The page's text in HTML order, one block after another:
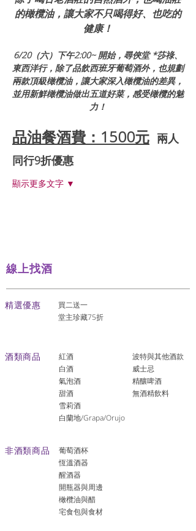
的橄欖油，讓大家不只喝得好、也吃的
健康！
6/20（六）下午2:00~ 開始，尋俠堂 *莎祿、
東西洋行，除了品飲西班牙葡萄酒外，也規劃
兩款頂級橄欖油，讓大家深入橄欖油的差異，
並用新鮮橄欖油做出五道好菜，感受橄欖的魅
力！
品油餐酒費 ：1500元 兩人
同行9折優惠
顯示更多文字 ▼
線上找酒
​精選優惠
買二送一
堂主珍藏75折
酒類商品
紅酒
白酒
氣泡酒
​甜酒
雪莉酒
白蘭地/Grapa/Orujo
波特與其他酒款
威士忌
精釀啤酒
​無酒精飲料
非酒類商品
葡萄酒杯
恆溫酒器
醒酒器
開瓶器與周邊
橄欖油與醋
宅食包與食材